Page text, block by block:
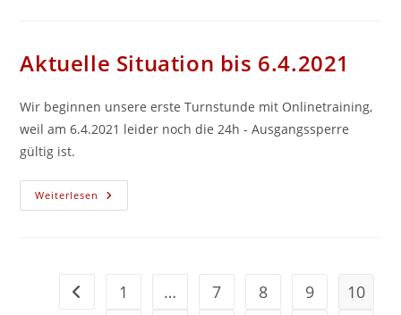
Aktuelle Situation bis 6.4.2021
Wir beginnen unsere erste Turnstunde mit Onlinetraining,
weil am 6.4.2021 leider noch die 24h - Ausgangssperre
gültig ist.
Weiterlesen Aktuelle
Situation
Zur vorherigen Seite
1 … 7 8 9
10